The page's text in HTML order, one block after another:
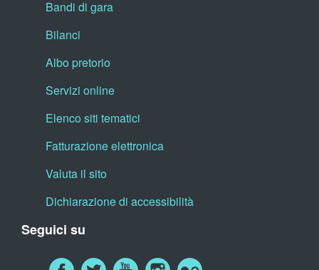
Bandi di gara
Bilanci
Albo pretorio
Servizi online
Elenco siti tematici
Fatturazione elettronica
Valuta il sito
Dichiarazione di accessibilità
Seguici su